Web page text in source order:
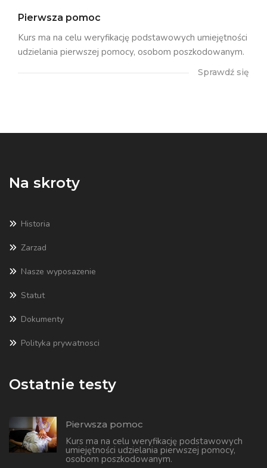
Pierwsza pomoc
Kurs ma na celu weryfikację podstawowych umiejętności
udzielania pierwszej pomocy, osobom poszkodowanym.
Sprawdź się
Na skroty
Historia
Zarzad
Nasze wyposazenie
Statut
Dokumenty
Polityka prywatnosci
Ostatnie testy
Pierwsza pomoc
Kurs ma na celu weryfikację podstawowych
umiejętności udzielania pierwszej pomocy,
osobom poszkodowanym.